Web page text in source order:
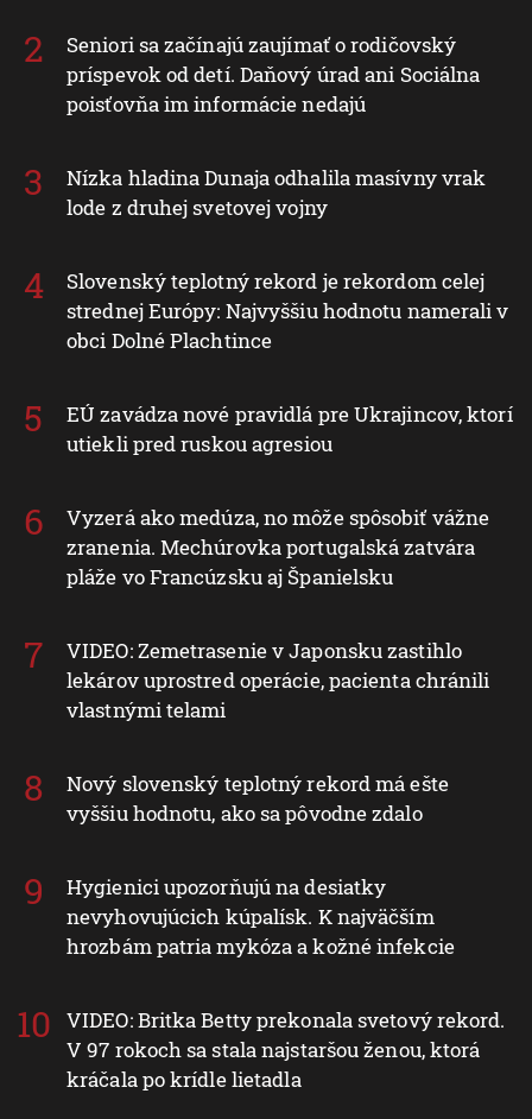
Seniori sa začínajú zaujímať o rodičovský
príspevok od detí. Daňový úrad ani Sociálna
poisťovňa im informácie nedajú
Nízka hladina Dunaja odhalila masívny vrak
lode z druhej svetovej vojny
Slovenský teplotný rekord je rekordom celej
strednej Európy: Najvyššiu hodnotu namerali v
obci Dolné Plachtince
EÚ zavádza nové pravidlá pre Ukrajincov, ktorí
utiekli pred ruskou agresiou
Vyzerá ako medúza, no môže spôsobiť vážne
zranenia. Mechúrovka portugalská zatvára
pláže vo Francúzsku aj Španielsku
VIDEO: Zemetrasenie v Japonsku zastihlo
lekárov uprostred operácie, pacienta chránili
vlastnými telami
Nový slovenský teplotný rekord má ešte
vyššiu hodnotu, ako sa pôvodne zdalo
Hygienici upozorňujú na desiatky
nevyhovujúcich kúpalísk. K najväčším
hrozbám patria mykóza a kožné infekcie
VIDEO: Britka Betty prekonala svetový rekord.
V 97 rokoch sa stala najstaršou ženou, ktorá
kráčala po krídle lietadla